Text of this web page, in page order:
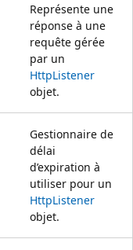
Représente une
réponse à une
requête gérée
par un
HttpListener
objet.
Gestionnaire de
délai
d’expiration à
utiliser pour un
HttpListener
objet.